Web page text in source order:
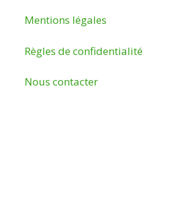
Mentions légales
Règles de confidentialité
Nous contacter